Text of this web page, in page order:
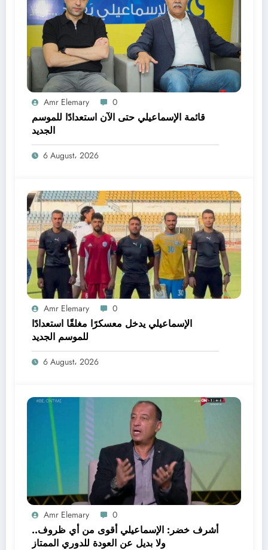
Amr Elemary 0
قائمة الإسماعيلي حتى الآن استعدادًا للموسم
الجديد
6 August، 2026
Amr Elemary 0
الإسماعيلي يدخل معسكرًا مغلقًا استعدادًا
للموسم الجديد
6 August، 2026
Amr Elemary 0
أشرف خضر: الإسماعيلي أقوى من أي ظروف..
ولا بديل عن العودة للدوري الممتاز